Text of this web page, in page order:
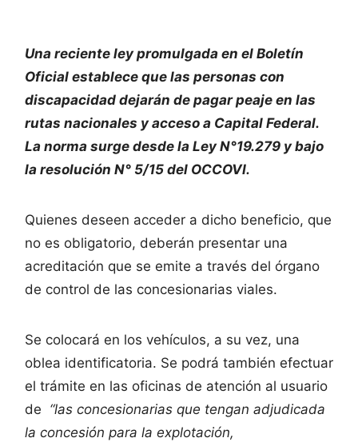
Una reciente ley promulgada en el Boletín
Oficial establece que las personas con
discapacidad dejarán de pagar peaje en las
rutas nacionales y acceso a Capital Federal.
La norma surge desde la Ley N°19.279 y bajo
la resolución N° 5/15 del OCCOVI.
Quienes deseen acceder a dicho beneficio, que
no es obligatorio, deberán presentar una
acreditación que se emite a través del órgano
de control de las concesionarias viales.
Se colocará en los vehículos, a su vez, una
oblea identificatoria. Se podrá también efectuar
el trámite en las oficinas de atención al usuario
de “las concesionarias que tengan adjudicada
la concesión para la explotación,